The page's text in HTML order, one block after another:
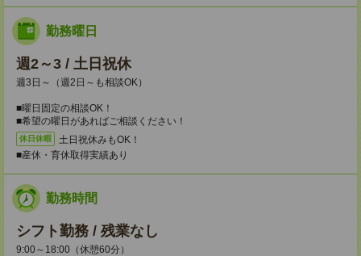
勤務曜日
週2～3 / 土日祝休
週3日～（週2日～も相談OK）
■曜日固定の相談OK！
■希望の曜日があればご相談ください！
休日休暇
土日祝休みもOK！
■産休・育休取得実績あり
勤務時間
シフト勤務 / 残業なし
9:00～18:00（休憩60分）